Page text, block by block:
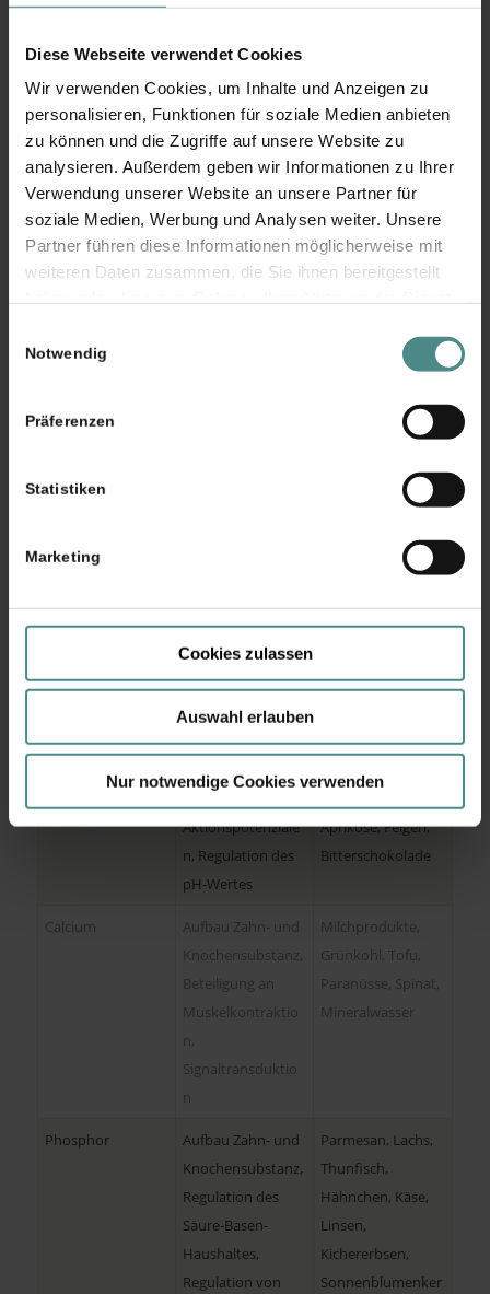
Diese Webseite verwendet Cookies
Wir verwenden Cookies, um Inhalte und Anzeigen zu
personalisieren, Funktionen für soziale Medien anbieten
zu können und die Zugriffe auf unsere Website zu
analysieren. Außerdem geben wir Informationen zu Ihrer
Verwendung unserer Website an unsere Partner für
soziale Medien, Werbung und Analysen weiter. Unsere
Partner führen diese Informationen möglicherweise mit
weiteren Daten zusammen, die Sie ihnen bereitgestellt
Cookies, wenn Sie unsere Webseite weiterhin nutzen.
Notwendig
Präferenzen
Statistiken
Marketing
Cookies zulassen
Auswahl erlauben
Nur notwendige Cookies verwenden
Mangelerscheinungen hingegen treten auf, sofern
die Mineralstoffe nicht ausreichend über die
Darmschleimhaut aufgenommen werden können.
Auch bei Mangelernährung kann der Bedarf meist
nicht gedeckt werden. Ein Beispiel für eine solche
Mangelerscheinung ist die Anämie (Blutarmut),
die bei Eisenmangel auftreten kann. Iodmangel
hingegen kann die Bildung eines
Schilddrüsenstrumas begünstigen.
ausgewählte Mengen- bzw. Spurenelemente. Die
Nahrungsmitteln hohe Dosen enthalten sind.
Nahrung (z.B.)
Natrium
s zwischen dem
Intra- und
Aktionspotenziale
n
Kochsalz (hoher
Wurst, Brot,
Aktionspotenziale
n, Regulation des
pH-Wertes
Aprikose, Feigen,
Bitterschokolade
Calcium
Aufbau Zahn- und
Knochensubstanz,
Beteiligung an
Muskelkontraktio
n,
Signaltransduktio
n
Milchprodukte,
Grünkohl, Tofu,
Paranüsse, Spinat,
Mineralwasser
Phosphor
Aufbau Zahn- und
Knochensubstanz,
Regulation des
Säure-Basen-
Haushaltes,
Regulation von
Parmesan, Lachs,
Thunfisch,
Hähnchen, Käse,
Linsen,
Kichererbsen,
Sonnenblumenker